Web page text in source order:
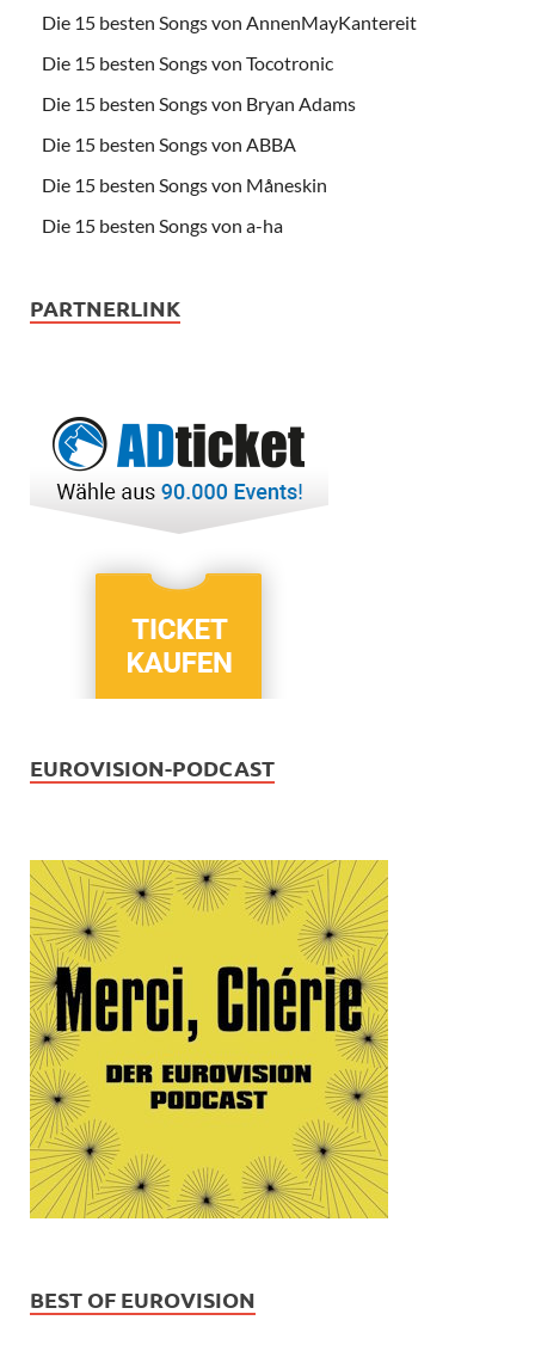
Die 15 besten Songs von AnnenMayKantereit
Die 15 besten Songs von Tocotronic
Die 15 besten Songs von Bryan Adams
Die 15 besten Songs von ABBA
Die 15 besten Songs von Måneskin
Die 15 besten Songs von a-ha
PARTNERLINK
EUROVISION-PODCAST
BEST OF EUROVISION